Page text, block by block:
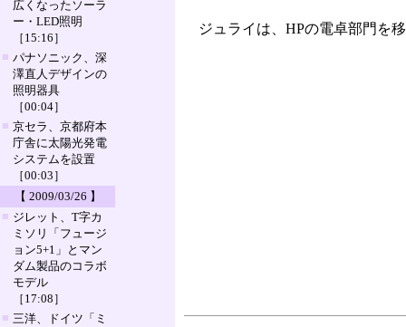
広くなったソーラ
ー・LED照明
［15:16］
■ パナソニック、深
澤直人デザインの
照明器具
［00:04］
■ 京セラ、京都府本
庁舎に太陽光発電
システムを設置
［00:03］
【 2009/03/26 】
■ ジレット、T字カ
ミソリ「フュージ
ョン5+1」とマン
ダム製品のコラボ
モデル
［17:08］
■ 三洋、ドイツ「ミ
ジュライは、HPの電卓部門を